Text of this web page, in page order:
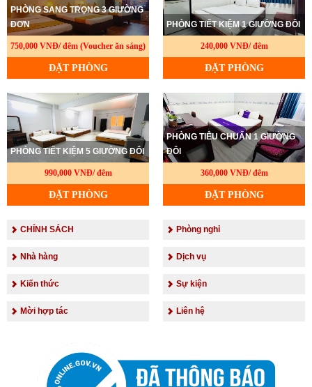
PHÒNG SANG TRỌNG 3 GIƯỜNG
ĐƠN
750,000 VNĐ/ đêm (Voucher ăn sáng)
ĐẶT PHÒNG
PHÒNG TIẾT KIỆM 1 GIƯỜNG ĐÔI
240,000 VNĐ/ đêm
ĐẶT PHÒNG
PHÒNG TIẾT KIỆM 5 GIƯỜNG ĐÔI
990,000 VNĐ/ đêm
ĐẶT PHÒNG
PHÒNG TIÊU CHUẨN 1 GIƯỜNG
ĐÔI
360,000 VNĐ/ đêm
ĐẶT PHÒNG
CHÍNH SÁCH Phòng nghỉ
Nhà hàng Dịch vụ
Kiến thức Sự kiện
Mời hợp tác Liên hệ